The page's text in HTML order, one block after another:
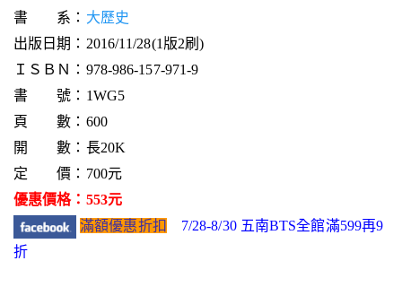
書 系： 大歷史
出版日期：2016/11/28(1版2刷)
ＩＳＢＮ：978-986-157-971-9
書 號：1WG5
頁 數：600
開 數：長20K
定 價：700元
優惠價格：553元
滿額優惠折扣
7/28-8/30 五南BTS全館滿599再9
折